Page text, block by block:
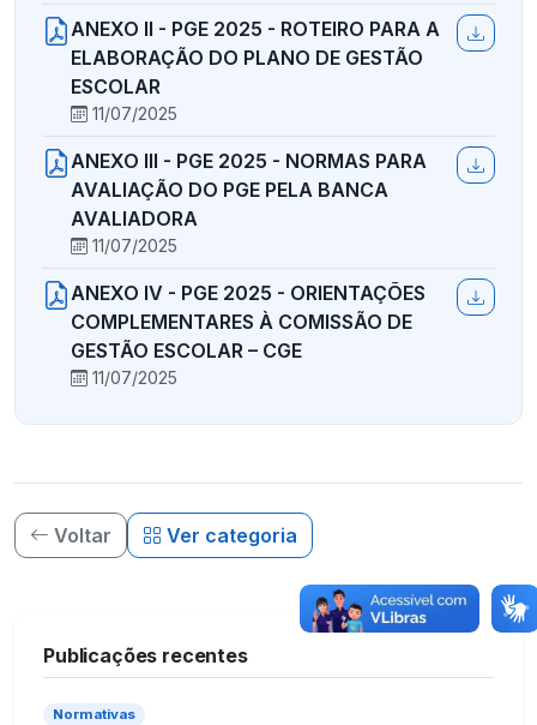
ANEXO II - PGE 2025 - ROTEIRO PARA A
ELABORAÇÃO DO PLANO DE GESTÃO
ESCOLAR
11/07/2025
ANEXO III - PGE 2025 - NORMAS PARA
AVALIAÇÃO DO PGE PELA BANCA
AVALIADORA
11/07/2025
ANEXO IV - PGE 2025 - ORIENTAÇÕES
COMPLEMENTARES À COMISSÃO DE
GESTÃO ESCOLAR – CGE
11/07/2025
Voltar Ver categoria
Publicações recentes
Normativas